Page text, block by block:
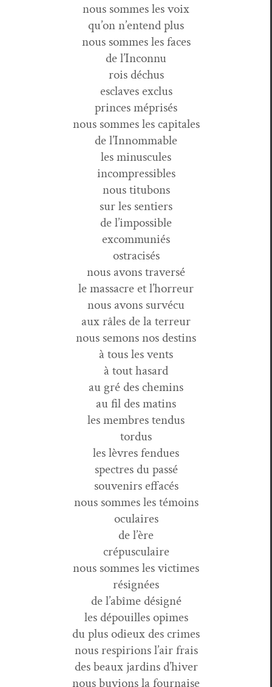
nous sommes les voix
qu’on n’entend plus
nous sommes les faces
de l’Inconnu
rois déchus
esclaves exclus
princes méprisés
nous sommes les capitales
de l’Innommable
les minuscules
incompressibles
nous titubons
sur les sentiers
de l’impossible
excommuniés
ostracisés
nous avons traversé
le mas­sacre et l’horreur
nous avons survécu
aux râles de la terreur
nous semons nos destins
à tous les vents
à tout hasard
au gré des chemins
au fil des matins
les mem­bres tendus
tordus
les lèvres fendues
spec­tres du passé
sou­venirs effacés
nous sommes les témoins
oculaires
de l’ère
crépusculaire
nous sommes les victimes
résignées
de l’abîme désigné
les dépouilles opimes
du plus odieux des crimes
nous respiri­ons l’air frais
des beaux jardins d’hiver
nous buvions la fournaise